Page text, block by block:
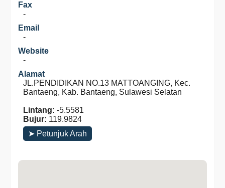
Fax
-
Email
-
Website
-
Alamat
JL.PENDIDIKAN NO.13 MATTOANGING, Kec.
Bantaeng, Kab. Bantaeng, Sulawesi Selatan
Lintang: -5.5581
Bujur: 119.9824
➤ Petunjuk Arah